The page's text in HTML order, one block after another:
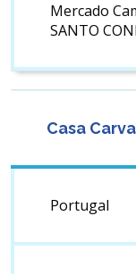
Mercado
SANTO
Casa
Portugal